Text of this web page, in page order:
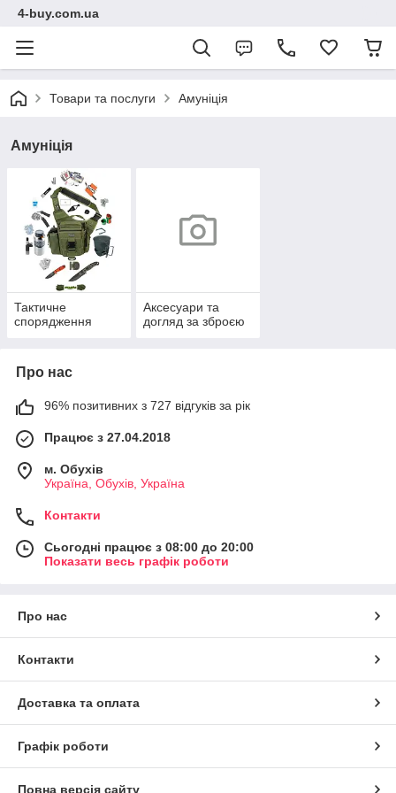
4-buy.com.ua
Товари та послуги Амуніція
Амуніція
Тактичне
спорядження
Аксесуари та
догляд за зброєю
Про нас
96% позитивних з 727 відгуків за рік
Працює з 27.04.2018
м. Обухів
Україна, Обухів, Україна
Контакти
Сьогодні працює з 08:00 до 20:00
Показати весь графік роботи
Про нас
Контакти
Доставка та оплата
Графік роботи
Повна версія сайту